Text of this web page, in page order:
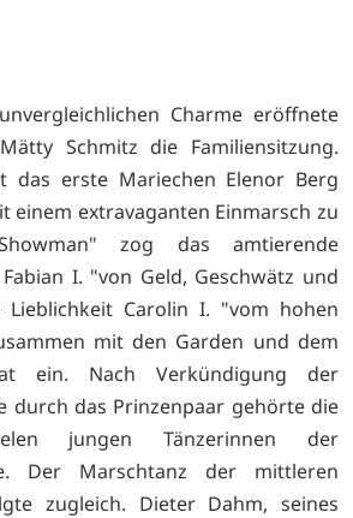
Charme eröffnete
Schmitz die Familiensitzung.
das erste Mariechen Elenor Berg
einem extravaganten Einmarsch zu
zog das amtierende
I. "von Geld, Geschwätz und
Carolin I. "vom hohen
mit den Garden und dem
ein. Nach Verkündigung der
durch das Prinzenpaar gehörte die
jungen Tänzerinnen der
Der Marschtanz der mittleren
zugleich. Dieter Dahm, seines